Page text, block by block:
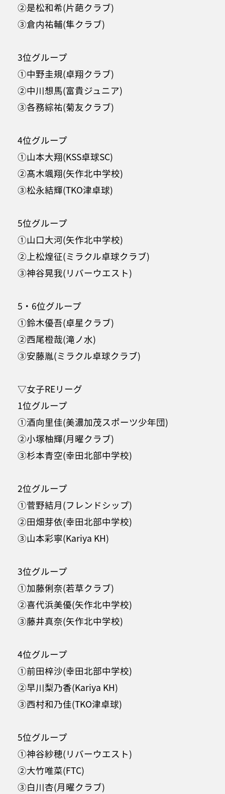
②是松和希(片葩クラブ)
③倉内祐輔(隼クラブ)
3位グループ
①中野圭規(卓翔クラブ)
②中川想馬(富貴ジュニア)
③各務綜祐(菊友クラブ)
4位グループ
①山本大翔(KSS卓球SC)
②髙木颯翔(矢作北中学校)
③松永結輝(TKO津卓球)
5位グループ
①山口大河(矢作北中学校)
②上松煌征(ミラクル卓球クラブ)
③神谷晃我(リバーウエスト)
5・6位グループ
①鈴木優吾(卓星クラブ)
②西尾橙哉(滝ノ水)
③安藤胤(ミラクル卓球クラブ)
▽女子REリーグ
1位グループ
①酒向里佳(美濃加茂スポーツ少年団)
②小塚柚輝(月曜クラブ)
③杉本青空(幸田北部中学校)
2位グループ
①菅野結月(フレンドシップ)
②田畑芽依(幸田北部中学校)
③山本彩寧(Kariya KH)
3位グループ
①加藤俐奈(若草クラブ)
②喜代浜美優(矢作北中学校)
③藤井真奈(矢作北中学校)
4位グループ
①前田梓沙(幸田北部中学校)
②早川梨乃香(Kariya KH)
③西村和乃佳(TKO津卓球)
5位グループ
①神谷紗穂(リバーウエスト)
②大竹唯菜(FTC)
③白川杏(月曜クラブ)